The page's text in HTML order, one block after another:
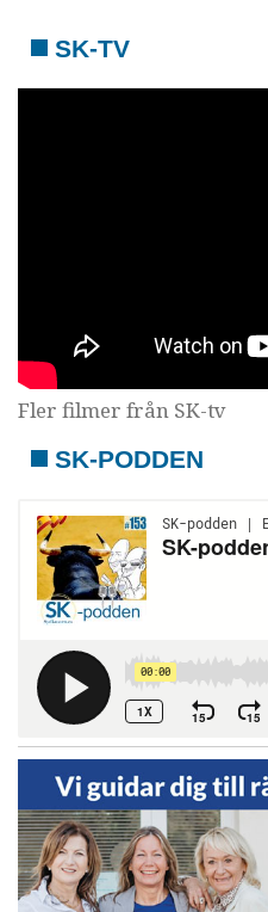
SK-TV
Fler filmer från SK-tv
SK-PODDEN